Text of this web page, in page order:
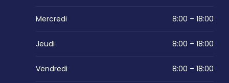
Mercredi 8:00 – 18:00
Jeudi 8:00 – 18:00
Vendredi 8:00 – 18:00